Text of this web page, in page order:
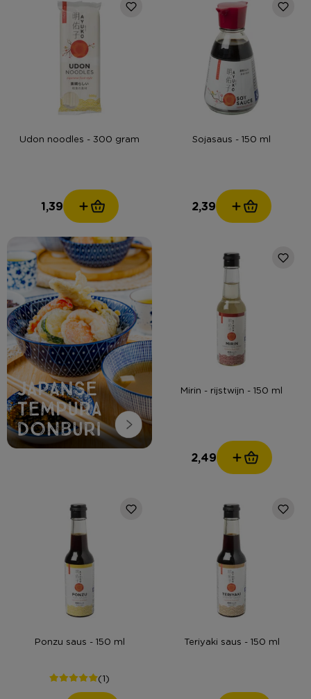
Udon noodles - 300 gram
1,39
Sojasaus - 150 ml
2,39
Mirin - rijstwijn - 150 ml
2,49
Ponzu saus - 150 ml
(1)
Teriyaki saus - 150 ml